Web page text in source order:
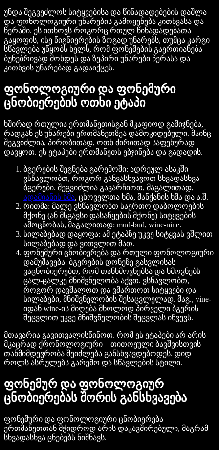
უნდა შეგვეძლოს სიტყვებისა და წინადადებების დაშლა
და ფონოლოგიური უნარების გამოყენება კითხვასა და
წერაში. ეს ითხოვს როგორც რთულ წინადადებათა
გაყოფის, ისე წიგნიერების ზოგად უნარებს, თუმცა კარგი
სწავლება უწყობს ხელს, რომ ფონემების გაერთიანება
ბუნებრივად მოხდეს და ზეპირი უნარები წერასა და
კითხვის უნარებად გადაიქცეს.
ფონოლოგიური და ფონემური
ცნობიერების ოთხი ეტაპი
ხშირად რთულია ერთმანეთისგან მკაფიოდ გამიჯნება,
რადგან ეს უნარები ერთმანეთზეა დამოკიდებული. მაინც
შეგვიძლია, პირობითად, ოთხ ძირითად საფეხურად
დავყოთ. ეს ეტაპები ერთმანეთს ებჯინება და გადადის.
ბგერების შეგნება გარემოში: ადრეულ ასაკში
ვსწავლობთ, როგორ განვასხვავოთ სხვადასხვა
ბგერები. შეგვიძლია გავარჩიოთ, მაგალითად,
ადამიანის ხმა, ცხოველთა ხმა, მანქანის ხმა და ა.შ.
რითმა: მალე ვსწავლობთ საერთო დაბოლოების
მქონე (ან მსგავსი დასაწყების მქონე) სიტყვების
ამოცნობას, მაგალითად: mud-bud, wine-nine.
სილაბებად დაყოფა: ამ ეტაპზე უკვე სიტყვას ვშლით
სილაბებად და ვითვლით მათ.
ფონემური ცნობიერება და რთული ფონოლოგიური
დამუშავება: ბგერების დონეზე გასვლისას
ვაცნობიერებთ, რომ თანხმოვნებსა და ხმოვნებს
ცალ-ცალკე მნიშვნელობა აქვთ. ვსწავლობთ,
როგორ დავშალოთ და ვმართოთ სიტყვები და
სილაბები, მნიშვნელობის შესაცვლელად. მაგ., vine-
იდან wine-ის მიღება მხოლოდ პირველი ბგერის
შეცვლით უკვე მნიშვნელობის შეცვლას იწვევს.
მთავარია გავითვალისწინოთ, რომ ეს ეტაპები არ არის
მკაცრად ქრონოლოგიური – თითოეული ბავშვისთვის
თანმიმდევრობა შეიძლება განსხვავდებოდეს. დიდ
როლს ასრულებს გარემო და სწავლების სტილი.
ფონემურ და ფონოლოგიურ
ცნობიერებას შორის განსხვავება
ფონემური და ფონოლოგიური ცნობიერება
ერთმანეთთან მჭიდროდ არის დაკავშირებული, მაგრამ
სხვადასხვა ცნებებს ნიშნავს.